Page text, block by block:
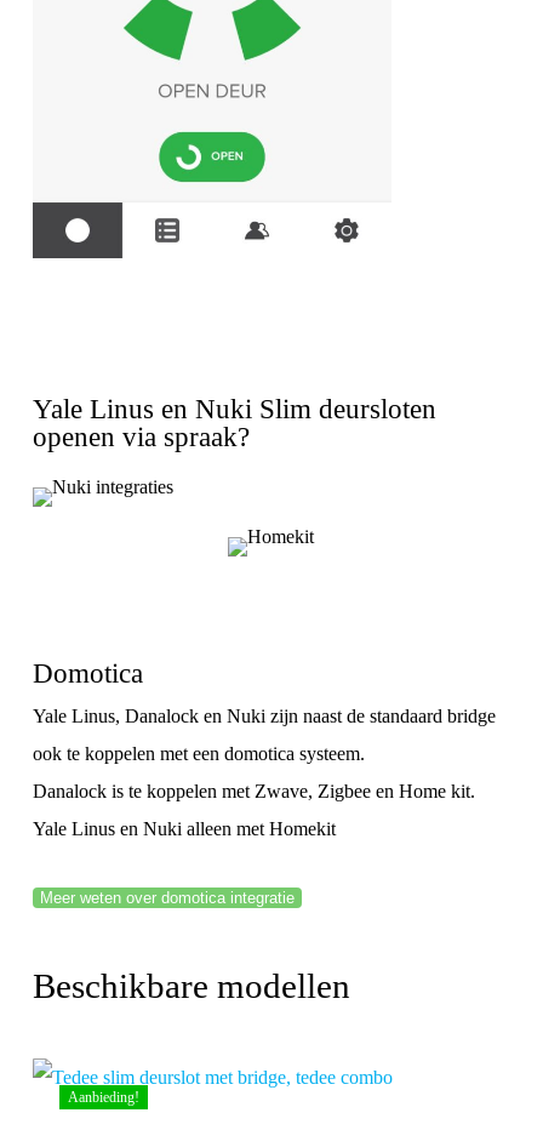
Yale Linus en Nuki Slim deursloten
openen via spraak?
Domotica
Yale Linus, Danalock en Nuki zijn naast de standaard bridge
ook te koppelen met een domotica systeem.
Danalock is te koppelen met Zwave, Zigbee en Home kit.
Yale Linus en Nuki alleen met Homekit
Meer weten over domotica integratie
Beschikbare modellen
Aanbieding!